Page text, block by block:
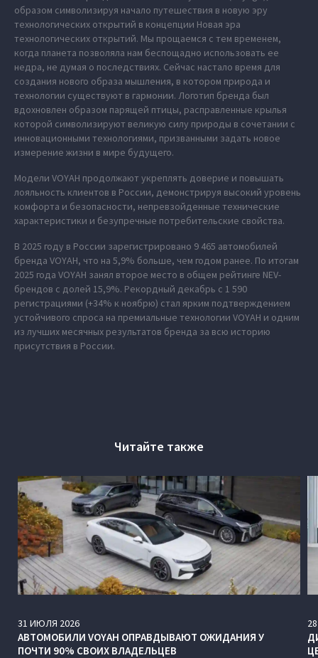
образом символизируя начало путешествия в новую эру
технологических открытий в концепции Новая эра
технологических открытий. Мы прощаемся с тем временем,
когда планета позволяла нам беспощадно использовать ее
недра, не думая о последствиях. Сейчас настало время для
создания нового образа мышления, в котором природа и
технологии существуют в гармонии. Логотип бренда был
вдохновлен образом парящей птицы, расправленные крылья
которой символизируют великую силу природы в сочетании с
инновационными технологиями, призванными задать новое
измерение жизни в мире будущего.
Модели VOYAH продолжают укреплять доверие и повышать
лояльность клиентов в России, демонстрируя высокий уровень
комфорта и безопасности, непревзойденные технические
характеристики и безупречные потребительские свойства.
В 2025 году в России зарегистрировано 9 465 автомобилей
бренда VOYAH, что на 5,9% больше, чем годом ранее. По итогам
2025 года VOYAH занял второе место в общем рейтинге NEV-
брендов с долей 15,9%. Рекордный декабрь с 1 590
регистрациями (+34% к ноябрю) стал ярким подтверждением
устойчивого спроса на премиальные технологии VOYAH и одним
из лучших месячных результатов бренда за всю историю
присутствия в России.
Читайте также
31 ИЮЛЯ 2026
АВТОМОБИЛИ VOYAH ОПРАВДЫВАЮТ ОЖИДАНИЯ У
ПОЧТИ 90% СВОИХ ВЛАДЕЛЬЦЕВ
28